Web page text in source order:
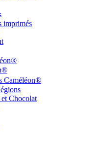
imprimés
Caméléon®
Chocolat